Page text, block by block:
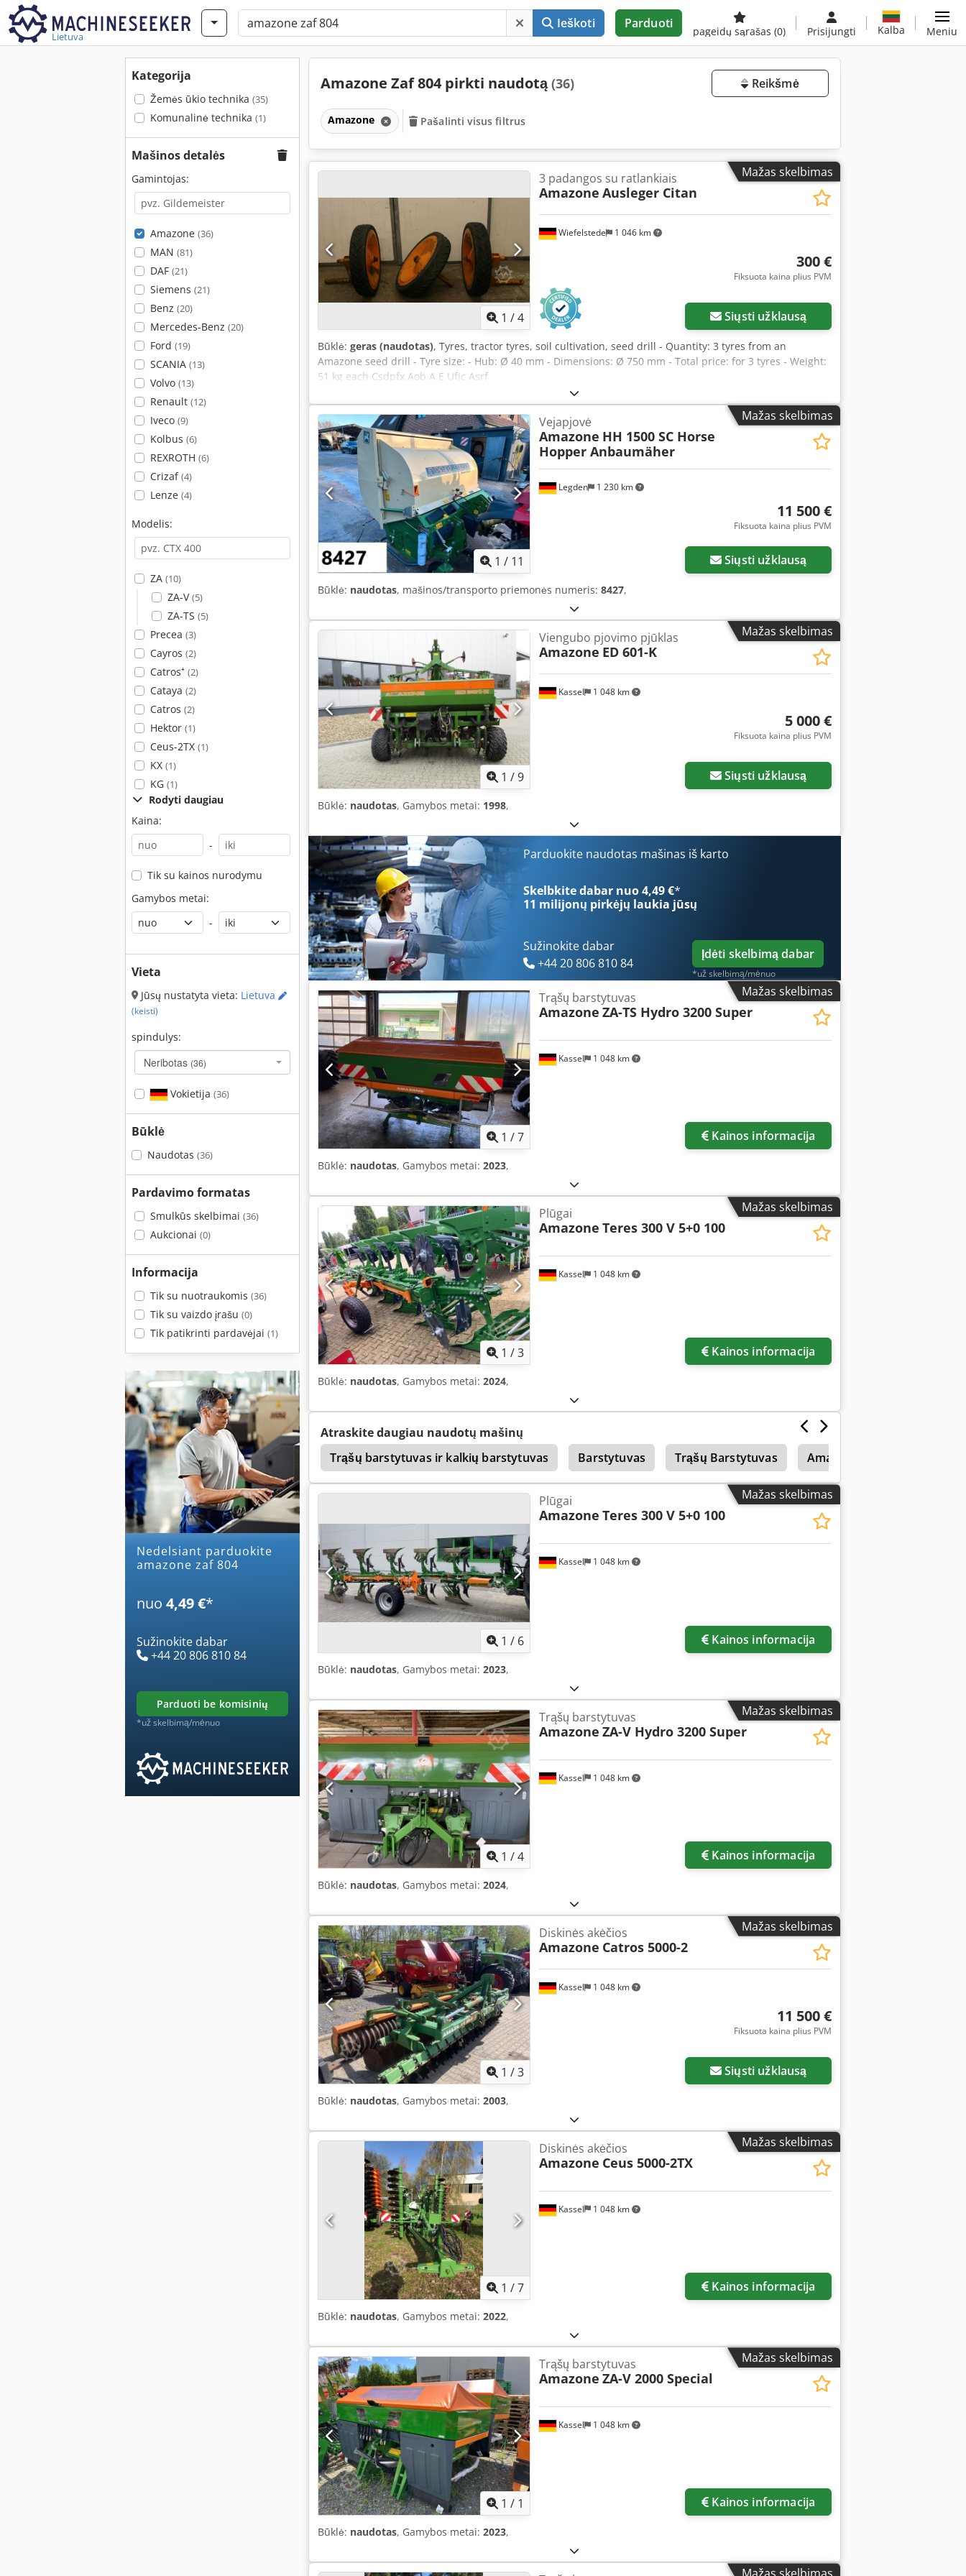
Lietuva
Ieškoti Parduoti
pageidų sąrašas (0) Prisijungti Kalba Meniu
Kategorija
Žemės ūkio technika (35)
Komunalinė technika (1)
Mašinos detalės
Gamintojas:
Amazone (36)
MAN (81)
DAF (21)
Siemens (21)
Benz (20)
Mercedes-Benz (20)
Ford (19)
SCANIA (13)
Volvo (13)
Renault (12)
Iveco (9)
Kolbus (6)
REXROTH (6)
Crizaf(4)
Lenze (4)
Modelis:
ZA (10)
ZA-V(5)
ZA-TS (5)
Precea (3)
Cayros (2)
Catros⁺ (2)
Cataya (2)
Catros (2)
Hektor (1)
Ceus-2TX (1)
KX (1)
KG (1)
Rodyti daugiau
Kaina:
-
Tik su kainos nurodymu
Gamybos metai:
-
Vieta
Jūsų nustatyta vieta: Lietuva
(keisti)
spindulys:
Neribotas (36)
Vokietija (36)
Būklė
Naudotas (36)
Pardavimo formatas
Smulkūs skelbimai (36)
Aukcionai (0)
Informacija
Tik su nuotraukomis (36)
Tik su vaizdo įrašu (0)
Tik patikrinti pardavėjai (1)
Nedelsiant parduokite
amazone zaf 804
nuo 4,49 €*
Sužinokite dabar
+44 20 806 810 84
parduoti be komisinių
*už skelbimą/mėnuo
Amazone Zaf 804 pirkti naudotą(36) Reikšmė
Amazone Pašalinti visus filtrus
Mažas skelbimas
1 /4
Wiefelstede 1 046 km
3 padangos su ratlankiais
Amazone Ausleger Citan
300 €
Fiksuota kaina plius PVM
Siųsti užklausą
Būklė: geras (naudotas), Tyres, tractor tyres, soil cultivation, seed drill - Quantity: 3 tyres from an
Amazone seed drill - Tyre size: - Hub: Ø 40 mm - Dimensions: Ø 750 mm - Total price: for 3 tyres - Weight:
51 kg each Csdpfx Aob A E Ufjc Asrf
Mažas skelbimas
1 / 11
Legden 1 230 km
Vejapjovė
Amazone HH 1500 SC Horse
Hopper Anbaumäher
11 500 €
Fiksuota kaina plius PVM
Siųsti užklausą
Būklė: naudotas, mašinos/transporto priemonės numeris: 8427,
Mažas skelbimas
1 /9
Kassel 1 048 km
Viengubo pjovimo pjūklas
Amazone ED 601-K
5 000 €
Fiksuota kaina plius PVM
Siųsti užklausą
Būklė: naudotas, Gamybos metai: 1998,
Parduokite naudotas mašinas iš karto
Skelbkite dabar nuo 4,49 €*
11 milijonų pirkėjų laukia jūsų
Sužinokite dabar
+44 20 806 810 84
Įdėti skelbimą dabar
*už skelbimą/mėnuo
Mažas skelbimas
1 /7
Kassel 1 048 km
Trąšų barstytuvas
Amazone ZA-TS Hydro 3200 Super
Kainos informacija
Būklė: naudotas, Gamybos metai: 2023,
Mažas skelbimas
1 /3
Kassel 1 048 km
Plūgai
Amazone Teres 300 V 5+0 100
Kainos informacija
Būklė: naudotas, Gamybos metai: 2024,
Atraskite daugiau naudotų mašinų
Trąšų barstytuvas ir kalkių barstytuvas
Barstytuvas Trąšų Barstytuvas Amazone Uf 1501
Plūgas Kartus Sniego Plūgas
Mažas skelbimas
1 / 6
Kassel 1 048 km
Plūgai
Amazone Teres 300 V 5+0 100
Kainos informacija
Būklė: naudotas, Gamybos metai: 2023,
Mažas skelbimas
1 /4
Kassel 1 048 km
Trąšų barstytuvas
Amazone ZA-V Hydro 3200 Super
Kainos informacija
Būklė: naudotas, Gamybos metai: 2024,
Mažas skelbimas
1 /3
Kassel 1 048 km
Diskinės akėčios
Amazone Catros 5000-2
11 500 €
Fiksuota kaina plius PVM
Siųsti užklausą
Būklė: naudotas, Gamybos metai: 2003,
Mažas skelbimas
1 /7
Kassel 1 048 km
Diskinės akėčios
Amazone Ceus 5000-2TX
Kainos informacija
Būklė: naudotas, Gamybos metai: 2022,
Mažas skelbimas
1 / 1
Kassel 1 048 km
Trąšų barstytuvas
Amazone ZA-V 2000 Special
Kainos informacija
Būklė: naudotas, Gamybos metai: 2023,